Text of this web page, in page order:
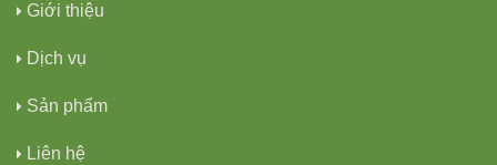
Giới thiệu
Dịch vụ
Sản phẩm
Liên hệ